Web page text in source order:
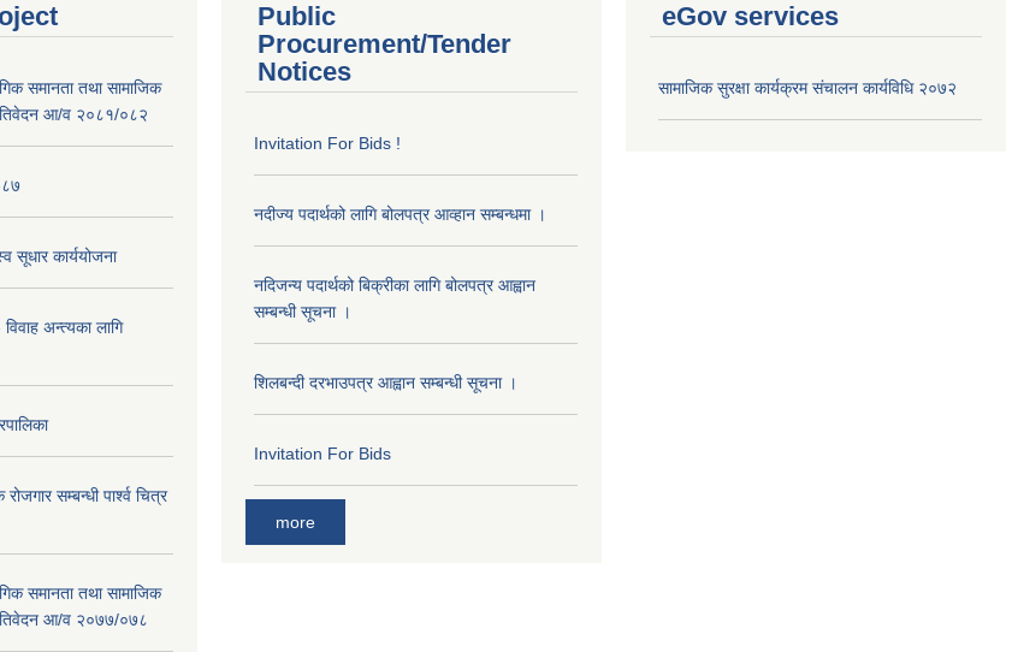
समानता तथा सामाजिक
आ/व २०८१/०८२
८७
सूधार कार्ययोजना
अन्त्यका लागि
सम्बन्धी पार्श्व चित्र
समानता तथा सामाजिक
आ/व २०७७/०७८
Public
Procurement/Tender
Notices
Invitation For Bids !
नदीज्य पदार्थको लागि बोलपत्र आव्हान सम्बन्धमा ।
नदिजन्य पदार्थको बिक्रीका लागि बोलपत्र आह्वान
सम्बन्धी सूचना ।
शिलबन्दी दरभाउपत्र आह्वान सम्बन्धी सूचना ।
Invitation For Bids
more
eGov services
सामाजिक सुरक्षा कार्यक्रम संचालन कार्यविधि २०७२